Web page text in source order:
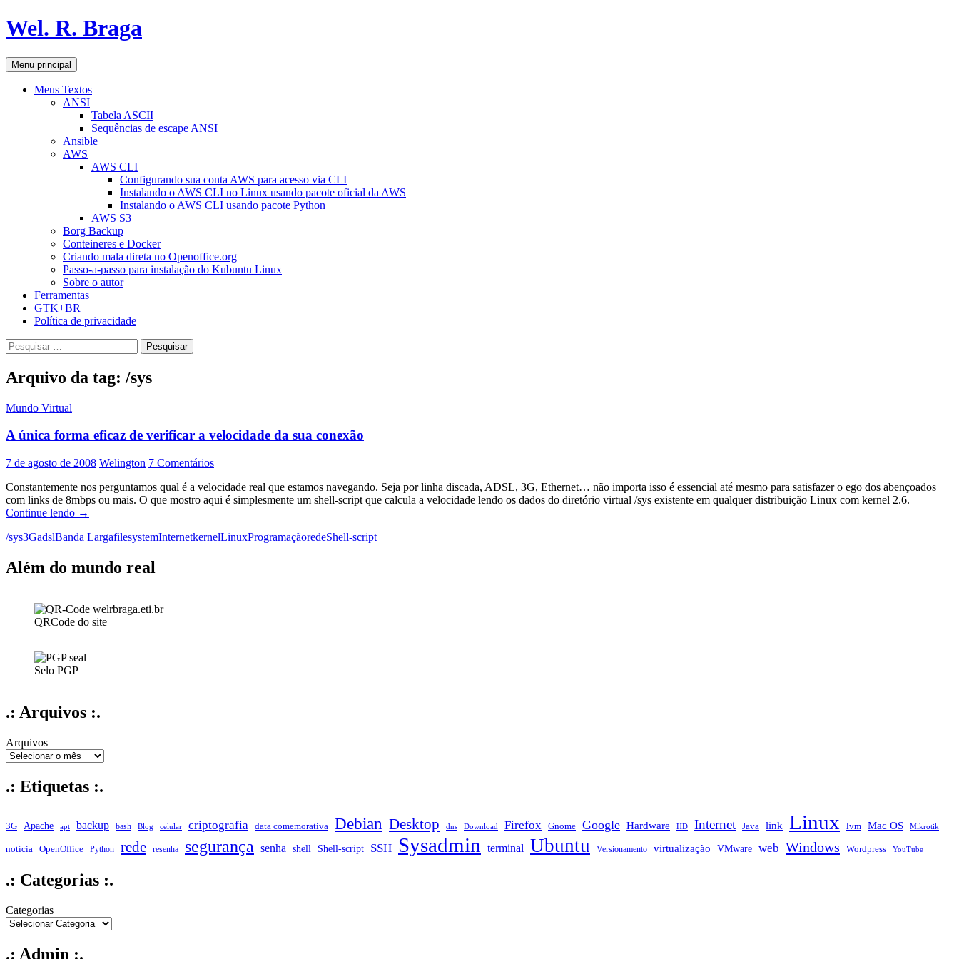
Pular
para
conteúdo
Wel. R. Braga
Pesquisar
Menu principal
Meus Textos
ANSI
Tabela ASCII
Sequências de escape ANSI
Ansible
AWS
AWS CLI
Configurando sua conta AWS para acesso via CLI
Instalando o AWS CLI no Linux usando pacote oficial da AWS
Instalando o AWS CLI usando pacote Python
AWS S3
Borg Backup
Conteineres e Docker
Criando mala direta no Openoffice.org
Passo-a-passo para instalação do Kubuntu Linux
Sobre o autor
Ferramentas
GTK+BR
Política de privacidade
Pesquisar
por:
Arquivo da tag: /sys
Mundo Virtual
A única forma eficaz de verificar a velocidade da sua conexão
7 de agosto de 2008 Welington 7 Comentários
Constantemente nos perguntamos qual é a velocidade real que estamos navegando. Seja por linha discada, ADSL, 3G, Ethernet… não importa isso é essencial até mesmo para satisfazer o ego dos abençoados
com links de 8mbps ou mais. O que mostro aqui é simplesmente um shell-script que calcula a velocidade lendo os dados do diretório virtual /sys existente em qualquer distribuição Linux com kernel 2.6.
Continue lendo A
forma
de
verificar
da
sua
→
/sys3GadslBanda LargafilesystemInternetkernelLinuxProgramaçãoredeShell-script
Além do mundo real
QRCode do site
Selo PGP
.: Arquivos :.
Arquivos
.: Etiquetas :.
3G Apache apt backup bash Blog celular criptografia data comemorativa Debian Desktop dns Download Firefox Gnome Google Hardware HD Internet Java link Linux lvm Mac OS Mikrotik
notícia OpenOffice Python rede resenha segurança senha shell Shell-script SSH Sysadmin terminal Ubuntu Versionamento virtualização VMware web Windows Wordpress YouTube
.: Categorias :.
Categorias
.: Admin :.